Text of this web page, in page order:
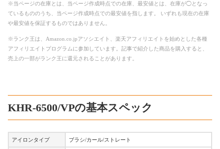
※当ページの在庫とは、当ページ作成時点での在庫、最安値とは、在庫が◯となっ
ているもののうち、当ページ作成時点での最安値を指します。 いずれも現在の在庫
や最安値を保証するものではありません。
※ランク王は、Amazon.co.jpアソシエイト、楽天アフィリエイトを始めとした各種
アフィリエイトプログラムに参加しています。記事で紹介した商品を購入すると、
売上の一部がランク王に還元されることがあります。
KHR-6500/VPの基本スペック
アイロンタイプ ブラシ/カール/ストレート